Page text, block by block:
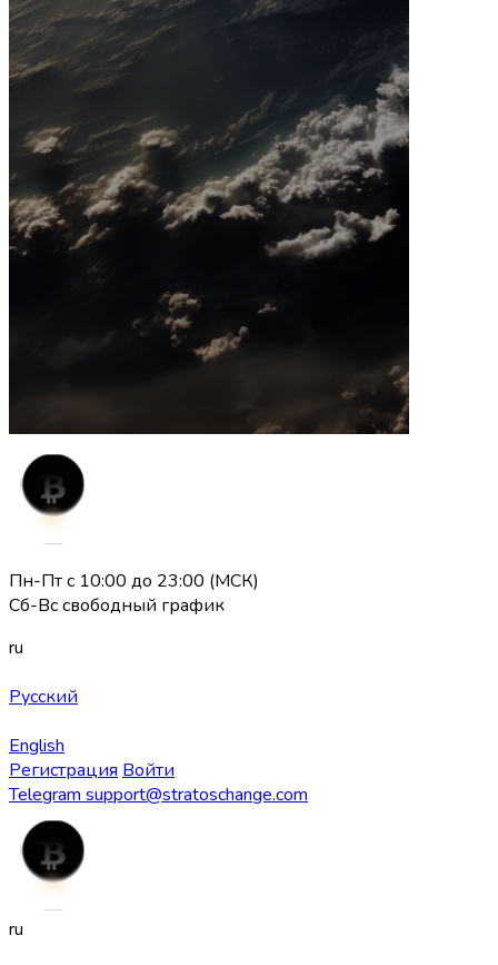
Пн-Пт с 10:00 до 23:00 (МСК)
Сб-Вс свободный график
ru
Русский
English
Регистрация Войти
Telegram support@stratoschange.com
ru